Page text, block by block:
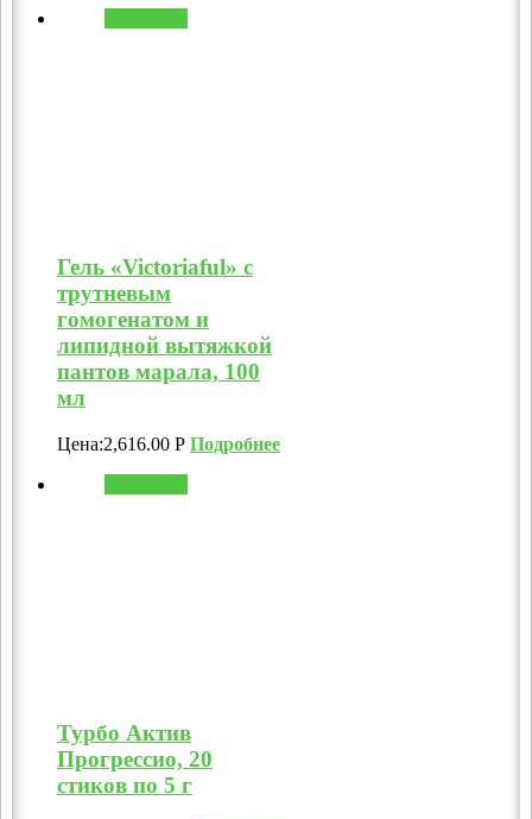
Гель «Victoriaful» с
трутневым
гомогенатом и
липидной вытяжкой
пантов марала, 100
мл
Цена:2,616.00 Р Подробнее
Турбо Актив
Прогрессио, 20
стиков по 5 г